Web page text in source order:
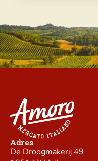
Adres
De Droogmakerij 49